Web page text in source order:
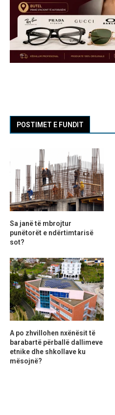
POSTIMET E FUNDIT
Sa janë të mbrojtur
punëtorët e ndërtimtarisë
sot?
A po zhvillohen nxënësit të
barabartë përballë dallimeve
etnike dhe shkollave ku
mësojnë?